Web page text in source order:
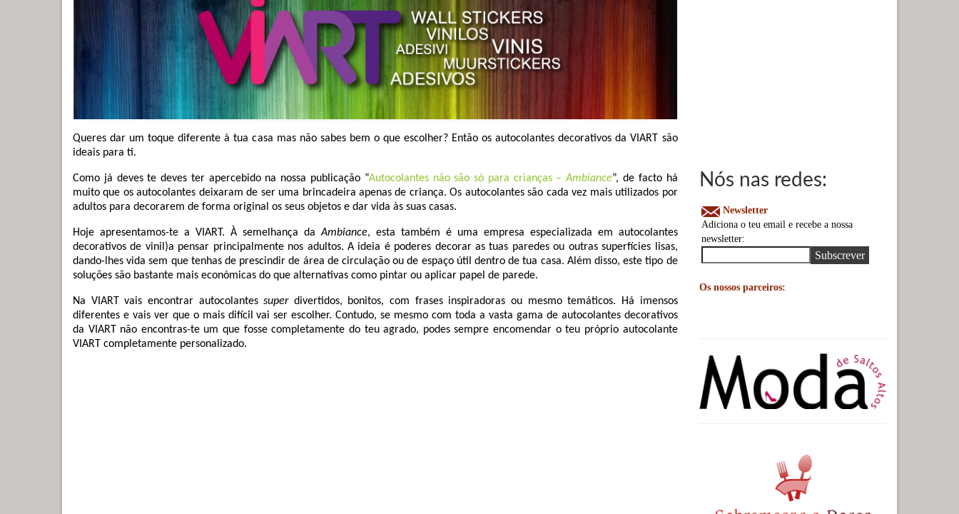
Queres dar um toque diferente à tua casa mas não sabes bem o que escolher? Então os autocolantes decorativos da VIART são
ideais para ti.
Como já deves te deves ter apercebido na nossa publicação “Autocolantes não são só para crianças –Ambiance”, de facto há
muito que os autocolantes deixaram de ser uma brincadeira apenas de criança. Os autocolantes são cada vez mais utilizados por
adultos para decorarem de forma original os seus objetos e dar vida às suas casas.
Hoje apresentamos-te a VIART. À semelhança daAmbiance, esta também é uma empresa especializada em autocolantes
decorativos de vinil)a pensar principalmente nos adultos. A ideia é poderes decorar as tuas paredes ou outras superfícies lisas,
dando-lhes vida sem que tenhas de prescindir de área de circulação ou de espaço útil dentro de tua casa. Além disso, este tipo de
soluções são bastante mais económicas do que alternativas como pintar ou aplicar papel de parede.
Na VIART vais encontrar autocolantessuperdivertidos, bonitos, com frases inspiradoras ou mesmo temáticos. Há imensos
diferentes e vais ver que o mais difícil vai ser escolher. Contudo, se mesmo com toda a vasta gama de autocolantes decorativos
da VIART não encontras-te um que fosse completamente do teu agrado, podes sempre encomendar o teu próprio autocolante
VIART completamente personalizado.
Nós nas redes:
Newsletter
Adiciona o teu email e recebe a nossa
newsletter:
Os nossos parceiros: